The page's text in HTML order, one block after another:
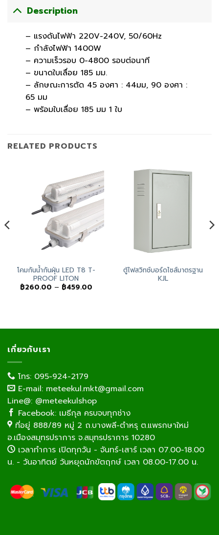
Description
– แรงดันไฟฟ้า 220V-240V, 50/60Hz
– กำลังไฟฟ้า 1400W
– ความเร็วรอบ 0-4800 รอบต่อนาที
– ขนาดใบเลื่อย 185 มม.
– ลักษณะการตัด 45 องศา : 44มม, 90 องศา :
65 มม
– พร้อมใบเลื่อย 185 มม 1 ใบ
RELATED PRODUCTS
โคมกันน้ำกันฝุ่น LED T8 T-
PROOF LITON
฿260.00 – ฿459.00Price
ตู้ไฟสวิทช์บอร์ดไซส์มาตรฐาน
KJL
เกี่ยวกับเรา
โทร: 095-924-2179
E-mail: meteekul.mkt@gmail.com
Line@: @meteekulshop
Facebook: เมธีกุล ครบจบทุกช่าง
ที่อยู่ 888/89 หมู่ 2 ถ.บางพลี-ตำหรุ ต.แพรกษาใหม่
อ.เมืองสมุทรปราการ จ.สมุทรปราการ 10280
เวลาทำการ เปิดทุกวัน - จันทร์-เสาร์ เวลา 07.00-18.00
น. - วันอาทิตย์ วันหยุดนักขัตฤกษ์ เวลา 08.00-17.00 น.